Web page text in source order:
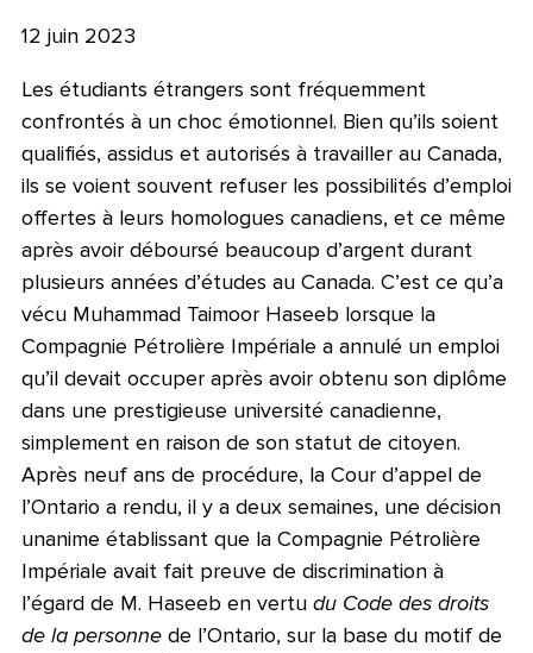
12 juin 2023
Les étudiants étrangers sont fréquemment
confrontés à un choc émotionnel. Bien qu’ils soient
qualifiés, assidus et autorisés à travailler au Canada,
ils se voient souvent refuser les possibilités d’emploi
offertes à leurs homologues canadiens, et ce même
après avoir déboursé beaucoup d’argent durant
plusieurs années d’études au Canada. C’est ce qu’a
vécu Muhammad Taimoor Haseeb lorsque la
Compagnie Pétrolière Impériale a annulé un emploi
qu’il devait occuper après avoir obtenu son diplôme
dans une prestigieuse université canadienne,
simplement en raison de son statut de citoyen.
Après neuf ans de procédure, la Cour d’appel de
l’Ontario a rendu, il y a deux semaines, une décision
unanime établissant que la Compagnie Pétrolière
Impériale avait fait preuve de discrimination à
l’égard de M. Haseeb en vertu du Code des droits
de la personne de l’Ontario, sur la base du motif de